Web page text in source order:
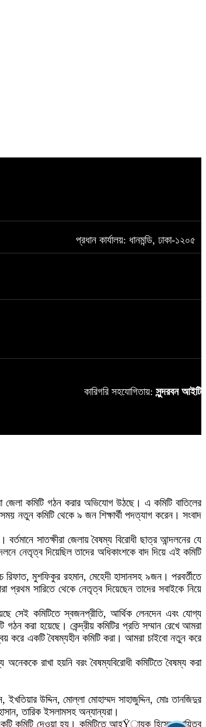
প্রধান কার্যালয়: ধানমন্ডি, ঢাকা-১২০৫
কারিগরি সহযোগিতায়: সুন্দরবন আইটি
জেলা কমিটি গঠন করার অভিযোগ উঠছে। এ কমিটি বাতিলের
নতুন কমিটি থেকে ৯ জন শিক্ষার্থী পদত্যাগ করেন। সংবাদ
সাতক্ষীরা জেলায় বৈষম্য বিরোধী ছাত্র আন্দলনের যে
নেতৃত্ব দিয়েছিল তাদের অধিকাংশকে বাদ দিয়ে এই কমিটি
মুশফিকুর রহমান, মেহেদী হাসানসহ ৯জন। পরবর্তীতে
প্রথম সারিতে থেকে নেতৃত্ব দিয়েছেন তাদের সবাইকে নিয়ে
সেই কমিটিতে স্বজনপ্রীতি, আর্থিক লেনদেন এবং যোগ্য
করা হয়েছে। কেন্দ্রীয় কমিটির প্রতি সম্মান রেখে আমরা
করে একটি বৈষম্যহীন কমিটি করা। আমরা চাইবো নতুন করে
রাখা হয়নি বরং বৈষম্যবিরোধী কমিটিতে বৈষম্য করা
উদ্দিন, মোল্লা মোহাম্মদ সাহাজুদ্দিন, মোঃ তানজিদুর
তারিক ইসলামসহ অন্যান্যরা।
কমিটি দেওয়া হয়। কমিটিতে আহŸায়ক হিসেবে দায়িত্ব